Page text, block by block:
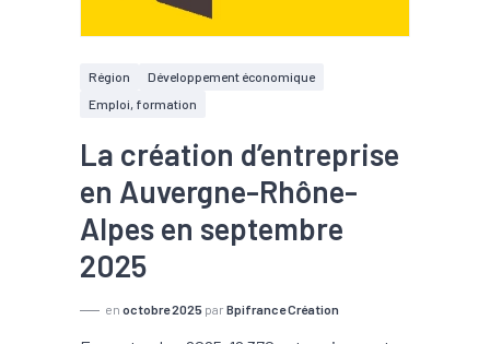
Région
Développement économique
Emploi, formation
La création d’entreprise
en Auvergne-Rhône-
Alpes en septembre
2025
en octobre 2025 par Bpifrance Création